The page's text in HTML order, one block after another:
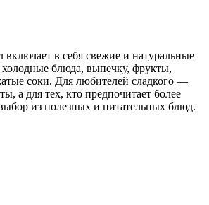
в себя свежие и натуральные
блюда, выпечку, фрукты,
соки. Для любителей сладкого —
а для тех, кто предпочитает более
из полезных и питательных блюд.